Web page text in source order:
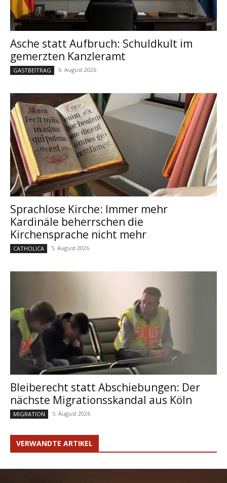
Asche statt Aufbruch: Schuldkult im
gemerzten Kanzleramt
GASTBEITRAG 6. August 2026
Sprachlose Kirche: Immer mehr
Kardinäle beherrschen die
Kirchensprache nicht mehr
CATHOLICA 5. August 2026
Bleiberecht statt Abschiebungen: Der
nächste Migrationsskandal aus Köln
MIGRATION 5. August 2026
VERWANDTE ARTIKEL